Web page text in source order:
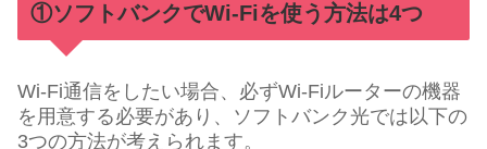
①ソフトバンクでWi-Fiを使う方法は4つ
Wi-Fi通信をしたい場合、必ずWi-Fiルーターの機器
を用意する必要があり、ソフトバンク光では以下の
3つの方法が考えられます。